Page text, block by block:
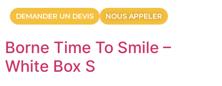
DEMANDER UN DEVIS NOUS APPELER
Borne Time To Smile –
White Box S